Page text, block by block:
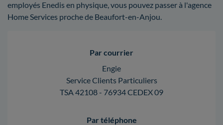
employés Enedis en physique, vous pouvez passer à l'agence
Home Services proche de Beaufort-en-Anjou.
Par courrier
Engie
Service Clients Particuliers
TSA 42108 - 76934 CEDEX 09
Par téléphone